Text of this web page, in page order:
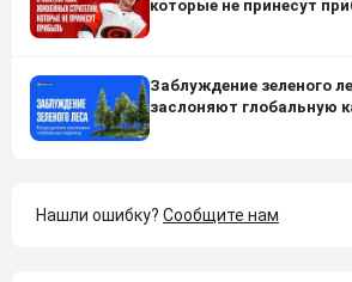
которые не принесут
Заблуждение зеленого
заслоняют глобальную
Нашли ошибку? Сообщите нам